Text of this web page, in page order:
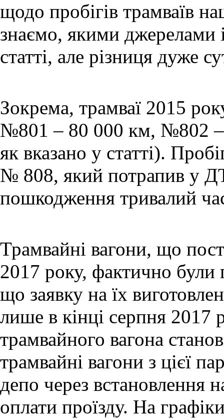
щодо пробігів трамваїв
знаємо, якими джерелами
статті, але різниця дуже
Зокрема, трамваї 2015
№801 – 80 000 км, №802 –
як вказано у статті).
№ 808, який потрапив у
пошкодження тривалий
Трамвайні вагони, що
2017 року, фактично були
що заявку на їх
лише в кінці серпня 2017
трамвайного вагона
трамвайні вагони з цієї
депо через встановлення
оплати проїзду. На